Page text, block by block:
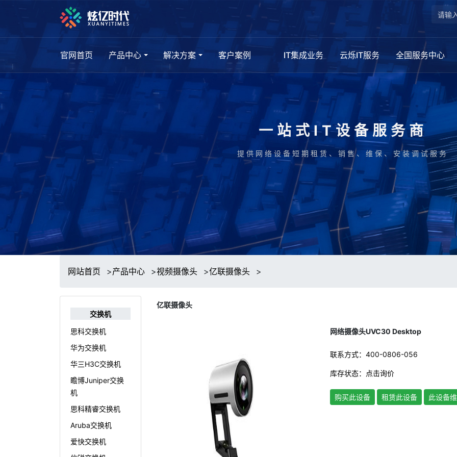
官网首页 产品中心 解决方案 客户案例 IT集成业务 云烁IT服务 全国服务中心
一站式IT设备服务商
提供网络设备短期租赁、销售、维保、安装调试服务
网站首页 >产品中心 >视频摄像头 >亿联摄像头 >
交换机
思科交换机
华为交换机
华三H3C交换机
瞻博Juniper交换
机
思科精睿交换机
Aruba交换机
爱快交换机
亿联摄像头
网络摄像头UVC30 Desktop
联系方式：400-0806-056
库存状态： 点击询价
购买此设备 租赁此设备 此设备